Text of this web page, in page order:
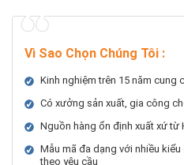
Vì Sao Chọn Chúng Tôi :
Kinh nghiệm trên 15 năm cung
Có xưởng sản xuất, gia công
Nguồn hàng ổn định xuất xứ từ
Mẫu mã đa dạng với nhiều
theo yêu cầu